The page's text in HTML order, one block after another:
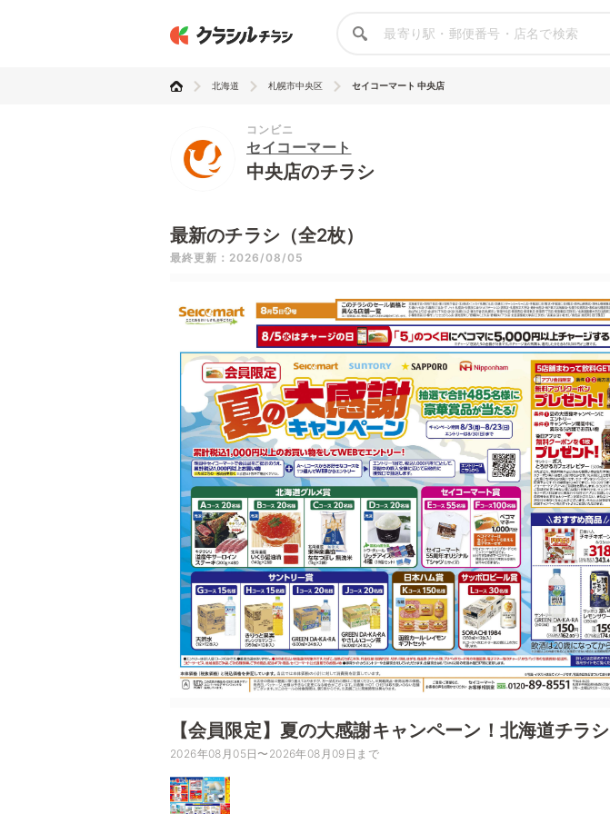
北海道 札幌市中央区 セイコーマート 中央店
コンビニ
セイコーマート
中央店のチラシ
最新のチラシ（全2枚）
最終更新：2026/08/05
【会員限定】夏の大感謝キャンペーン！北海道チラシ
2026年08月05日〜2026年08月09日まで